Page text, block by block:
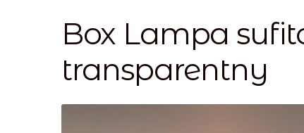
Box Lampa
transparentny